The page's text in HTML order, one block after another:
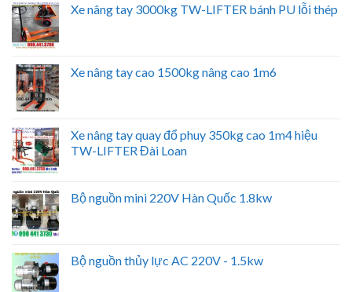
Xe nâng tay 3000kg TW-LIFTER bánh PU lỗi thép
Xe nâng tay cao 1500kg nâng cao 1m6
Xe nâng tay quay đổ phuy 350kg cao 1m4 hiệu
TW-LIFTER Đài Loan
Bộ nguồn mini 220V Hàn Quốc 1.8kw
Bộ nguồn thủy lực AC 220V - 1.5kw